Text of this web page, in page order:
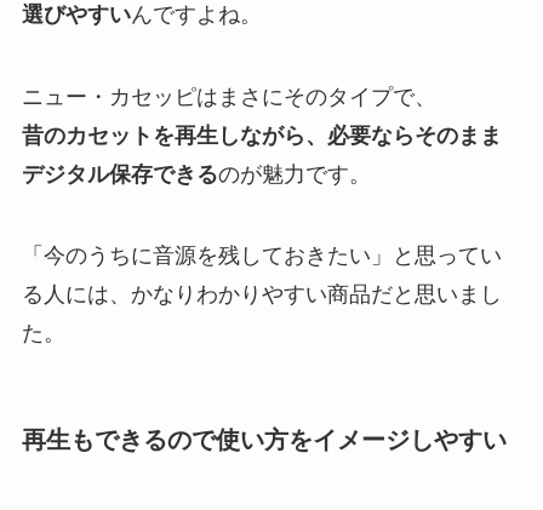
選びやすいんですよね。
ニュー・カセッピはまさにそのタイプで、
昔のカセットを再生しながら、必要ならそのまま
デジタル保存できるのが魅力です。
「今のうちに音源を残しておきたい」と思ってい
る人には、かなりわかりやすい商品だと思いまし
た。
再生もできるので使い方をイメージしやすい